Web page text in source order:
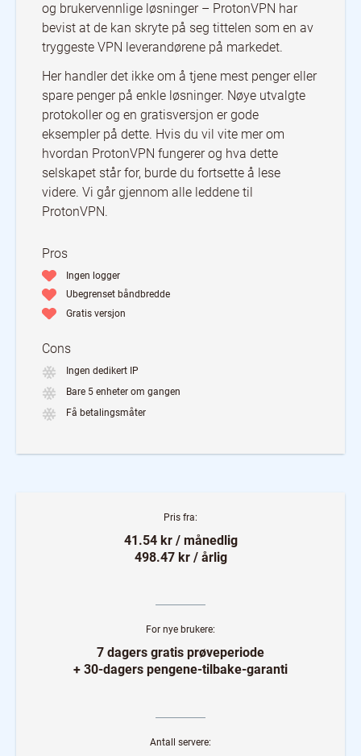
og brukervennlige løsninger – ProtonVPN har
bevist at de kan skryte på seg tittelen som en av
tryggeste VPN leverandørene på markedet.
Her handler det ikke om å tjene mest penger eller
spare penger på enkle løsninger. Nøye utvalgte
protokoller og en gratisversjon er gode
eksempler på dette. Hvis du vil vite mer om
hvordan ProtonVPN fungerer og hva dette
selskapet står for, burde du fortsette å lese
videre. Vi går gjennom alle leddene til
ProtonVPN.
Pros
Ingen logger
Ubegrenset båndbredde
Gratis versjon
Cons
Ingen dedikert IP
Bare 5 enheter om gangen
Få betalingsmåter
Pris fra:
41.54 kr / månedlig
498.47 kr / årlig
For nye brukere:
7 dagers gratis prøveperiode
+ 30-dagers pengene-tilbake-garanti
Antall servere: